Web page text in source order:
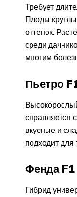
Требует
Плоды
оттенок.
среди
многим
Пьетро
справляется
вкусные и
подходит для
Фенда F1
Гибрид